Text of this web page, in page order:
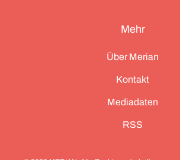
Mehr
Über Merian
Kontakt
Mediadaten
RSS